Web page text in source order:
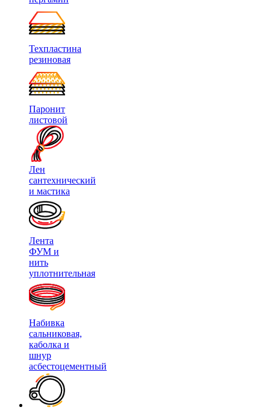
Техпластина
резиновая
Паронит
листовой
Лен
сантехнический
и мастика
Лента
ФУМ и
нить
уплотнительная
Набивка
сальниковая,
каболка и
шнур
асбестоцементный